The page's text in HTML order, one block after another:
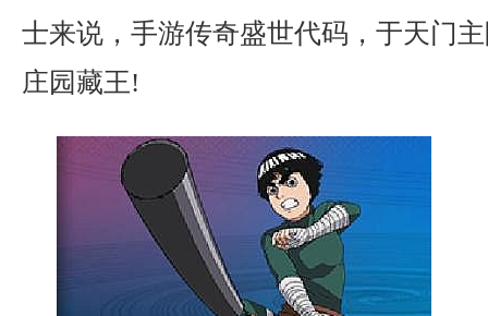
士来说，手游传奇盛世代码，于天门
庄园藏王!